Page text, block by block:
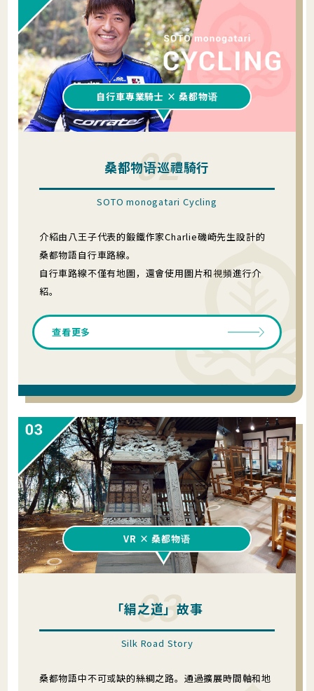
自行車專業騎士 × 桑都物语
桑都物语巡禮騎行
02
SOTO monogatari Cycling
介紹由八王子代表的鍛鐵作家Charlie磯崎先生設計的
桑都物語自行車路線。
自行車路線不僅有地圖，還會使用圖片和視頻進行介
紹。
查看更多
VR × 桑都物语
「絹之道」故事
03
Silk Road Story
桑都物語中不可或缺的絲綢之路。通過擴展時間軸和地